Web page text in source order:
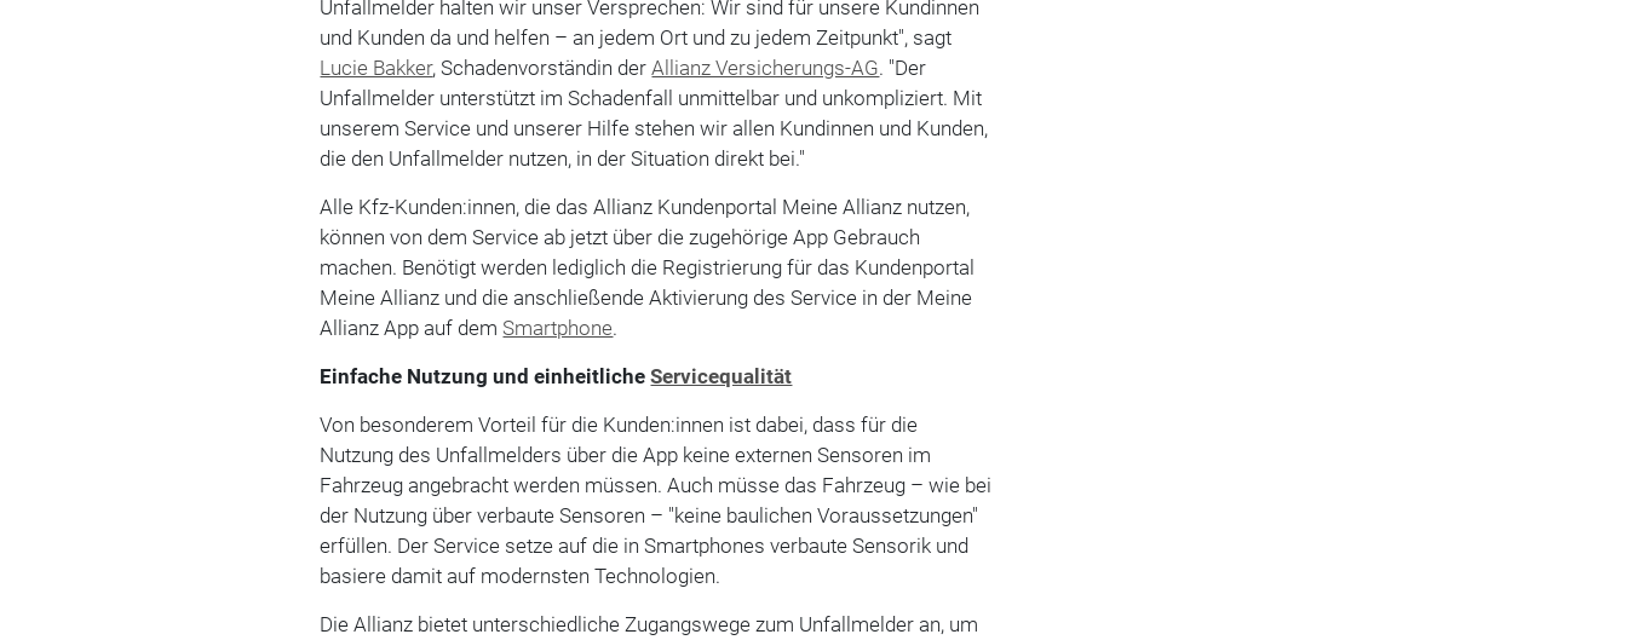
Unfallmelder halten wir unser Versprechen: Wir sind für unsere Kundinnen
und Kunden da und helfen – an jedem Ort und zu jedem Zeitpunkt", sagt
Lucie Bakker, Schadenvorständin derAllianz Versicherungs-AG. "Der
Unfallmelder unterstützt im Schadenfall unmittelbar und unkompliziert. Mit
unserem Service und unserer Hilfe stehen wir allen Kundinnen und Kunden,
die den Unfallmelder nutzen, in der Situation direkt bei."
Alle Kfz-Kunden:innen, die das Allianz Kundenportal Meine Allianz nutzen,
können von dem Service ab jetzt über die zugehörige App Gebrauch
machen. Benötigt werden lediglich die Registrierung für das Kundenportal
Meine Allianz und die anschließende Aktivierung des Service in der Meine
Allianz App auf dem Smartphone.
Einfache Nutzung und einheitlicheServicequalität
Von besonderem Vorteil für die Kunden:innen ist dabei, dass für die
Nutzung des Unfallmelders über die App keine externen Sensoren im
Fahrzeug angebracht werden müssen. Auch müsse das Fahrzeug – wie bei
der Nutzung über verbaute Sensoren – "keine baulichen Voraussetzungen"
erfüllen. Der Service setze auf die in Smartphones verbaute Sensorik und
basiere damit auf modernsten Technologien.
Die Allianz bietet unterschiedliche Zugangswege zum Unfallmelder an, um